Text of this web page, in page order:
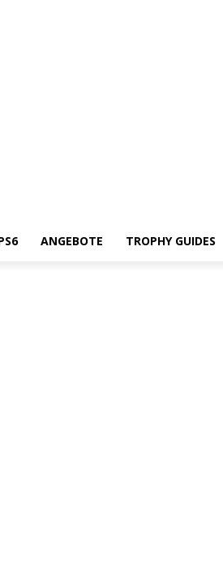
ANGEBOTE TROPHY GUIDES